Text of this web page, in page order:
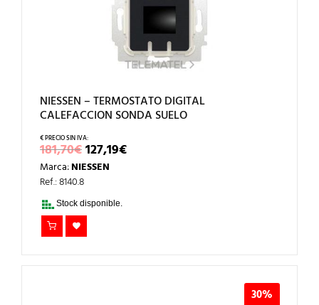
NIESSEN – TERMOSTATO DIGITAL
CALEFACCION SONDA SUELO
181,70€EL
PRECIO
ORIGINAL
181,70€.
127,19€EL
PRECIO
Marca:NIESSEN
Ref.: 8140.8
Stock disponible.
30%